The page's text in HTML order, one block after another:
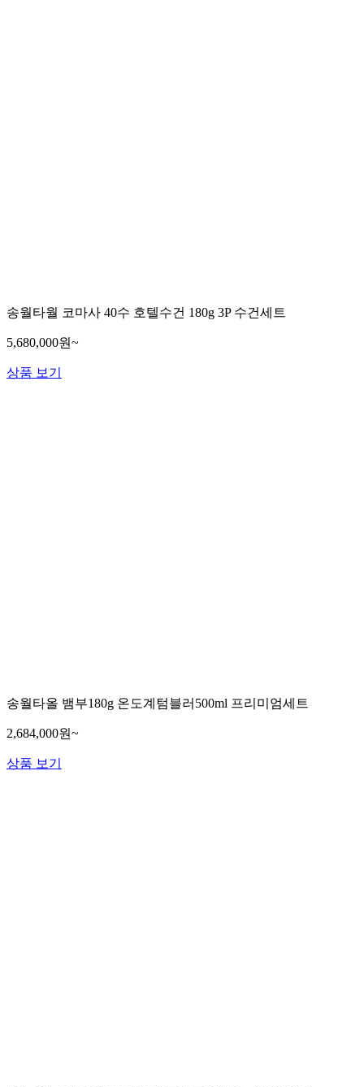
송월타월 코마사 40수 호텔수건 180g 3P 수건세트
5,680,000원~
상품 보기
송월타올 뱀부180g 온도계텀블러500ml 프리미엄세트
2,684,000원~
상품 보기